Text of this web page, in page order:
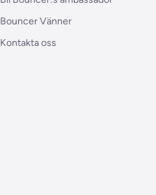
Bouncer Vänner
Kontakta oss